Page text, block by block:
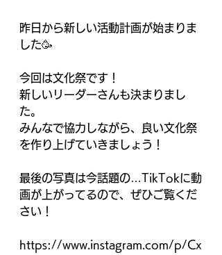
昨日から新しい活動計画が始まりま
した🥳
今回は文化祭です！
新しいリーダーさんも決まりまし
た。
みんなで協力しながら、良い文化祭
を作り上げていきましょう！
最後の写真は今話題の…TikTokに動
画が上がってるので、ぜひご覧くだ
さい！
https://www.instagram.com/p/Cx